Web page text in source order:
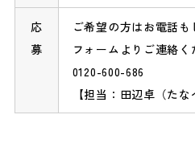
応
募
ご希望の方はお電話も
フォーム よりご連絡く
0120-600-686
【担当：田辺卓（たな